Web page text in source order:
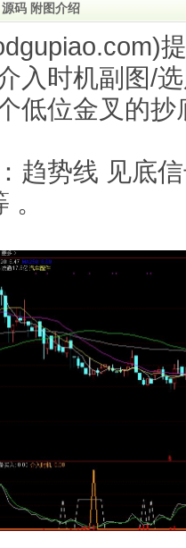
码 附图介绍
入时机副图/
低位金叉的
趋势线 见底